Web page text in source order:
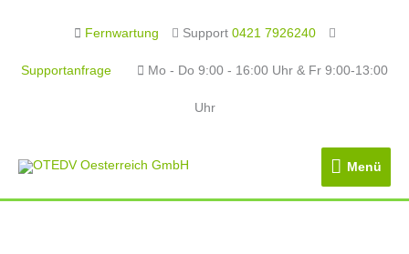
Fernwartung Support 0421 7926240
Supportanfrage Mo - Do 9:00 - 16:00 Uhr & Fr 9:00-13:00
Uhr
Menü
Menü